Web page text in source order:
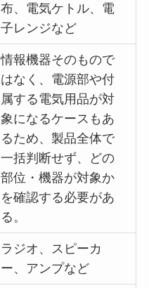
布、電気ケトル、電
子レンジなど
情報機器そのもので
はなく、電源部や付
属する電気用品が対
象になるケースもあ
るため、製品全体で
一括判断せず、どの
部位・機器が対象か
を確認する必要があ
る。
ラジオ、スピーカ
ー、アンプなど